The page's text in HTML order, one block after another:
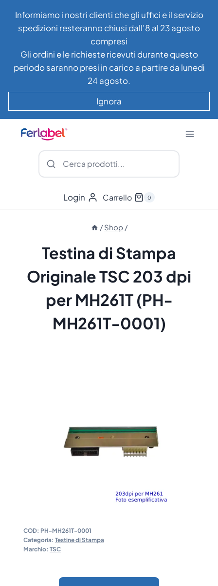
contenuto
Informiamo i nostri clienti che gli uffici e il servizio
spedizioni resteranno chiusi dall’8 al 23 agosto
compresi
Gli ordini e le richieste ricevuti durante questo
periodo saranno presi in carico a partire da lunedì
24 agosto.
Ignora
Login Carrello 0
/ Shop /
Testina di Stampa
Originale TSC 203 dpi
per MH261T (PH-
MH261T-0001)
COD: PH-MH261T-0001
Categoria: Testine di Stampa
Marchio: TSC